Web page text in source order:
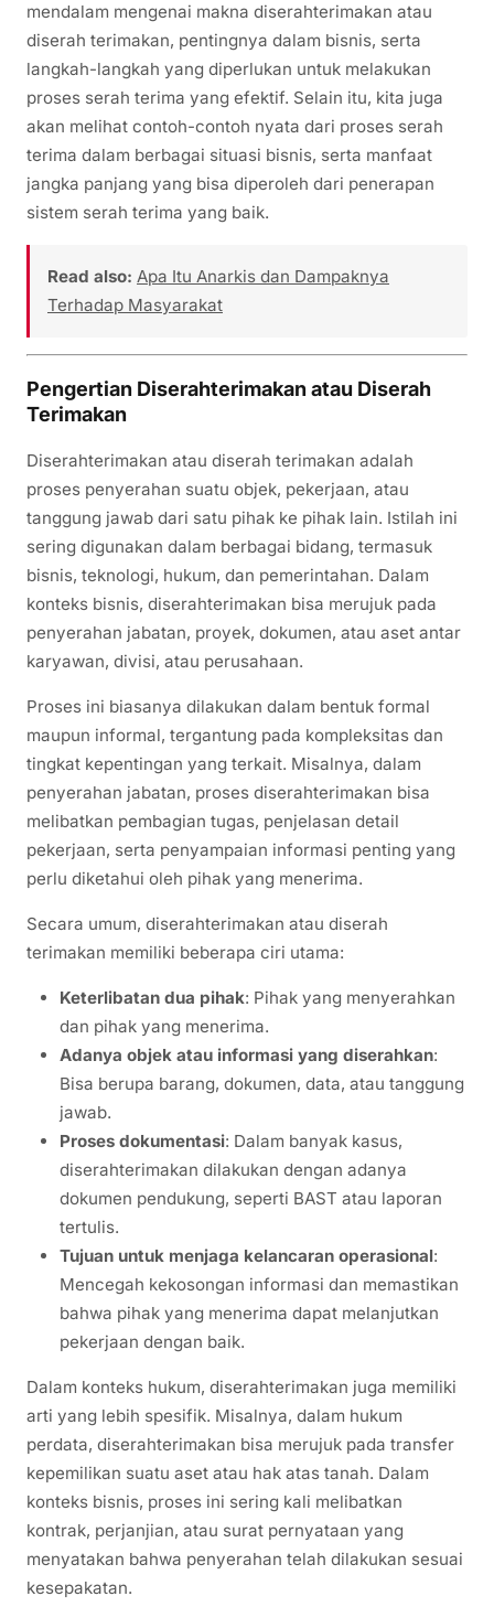
mendalam mengenai makna diserahterimakan atau
diserah terimakan, pentingnya dalam bisnis, serta
langkah-langkah yang diperlukan untuk melakukan
proses serah terima yang efektif. Selain itu, kita juga
akan melihat contoh-contoh nyata dari proses serah
terima dalam berbagai situasi bisnis, serta manfaat
jangka panjang yang bisa diperoleh dari penerapan
sistem serah terima yang baik.
Read also: Apa Itu Anarkis dan Dampaknya
Terhadap Masyarakat
Pengertian Diserahterimakan atau Diserah
Terimakan
Diserahterimakan atau diserah terimakan adalah
proses penyerahan suatu objek, pekerjaan, atau
tanggung jawab dari satu pihak ke pihak lain. Istilah ini
sering digunakan dalam berbagai bidang, termasuk
bisnis, teknologi, hukum, dan pemerintahan. Dalam
konteks bisnis, diserahterimakan bisa merujuk pada
penyerahan jabatan, proyek, dokumen, atau aset antar
karyawan, divisi, atau perusahaan.
Proses ini biasanya dilakukan dalam bentuk formal
maupun informal, tergantung pada kompleksitas dan
tingkat kepentingan yang terkait. Misalnya, dalam
penyerahan jabatan, proses diserahterimakan bisa
melibatkan pembagian tugas, penjelasan detail
pekerjaan, serta penyampaian informasi penting yang
perlu diketahui oleh pihak yang menerima.
Secara umum, diserahterimakan atau diserah
terimakan memiliki beberapa ciri utama:
Keterlibatan dua pihak: Pihak yang menyerahkan
dan pihak yang menerima.
Adanya objek atau informasi yang diserahkan:
Bisa berupa barang, dokumen, data, atau tanggung
jawab.
Proses dokumentasi: Dalam banyak kasus,
diserahterimakan dilakukan dengan adanya
dokumen pendukung, seperti BAST atau laporan
tertulis.
Tujuan untuk menjaga kelancaran operasional:
Mencegah kekosongan informasi dan memastikan
bahwa pihak yang menerima dapat melanjutkan
pekerjaan dengan baik.
Dalam konteks hukum, diserahterimakan juga memiliki
arti yang lebih spesifik. Misalnya, dalam hukum
perdata, diserahterimakan bisa merujuk pada transfer
kepemilikan suatu aset atau hak atas tanah. Dalam
konteks bisnis, proses ini sering kali melibatkan
kontrak, perjanjian, atau surat pernyataan yang
menyatakan bahwa penyerahan telah dilakukan sesuai
kesepakatan.